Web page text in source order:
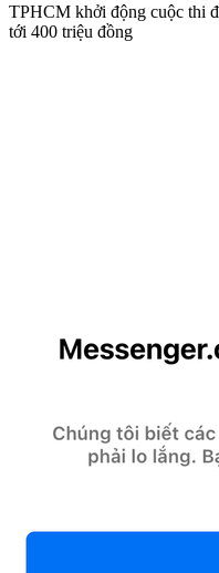
TPHCM khởi động cuộc thi
tới 400 triệu đồng